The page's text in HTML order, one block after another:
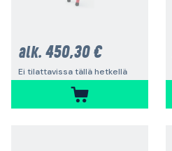
alk. 450,30 €
Ei tilattavissa tällä hetkellä